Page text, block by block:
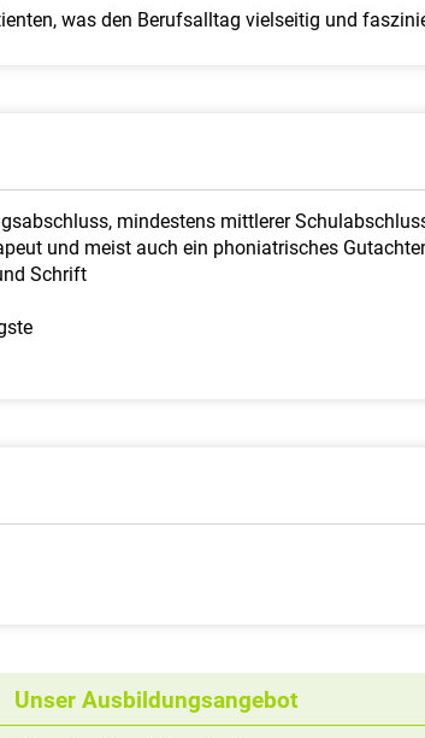
was den Berufsalltag vielseitig und
mindestens mittlerer
und meist auch ein phoniatrisches
Schrift
Unser Ausbildungsangebot